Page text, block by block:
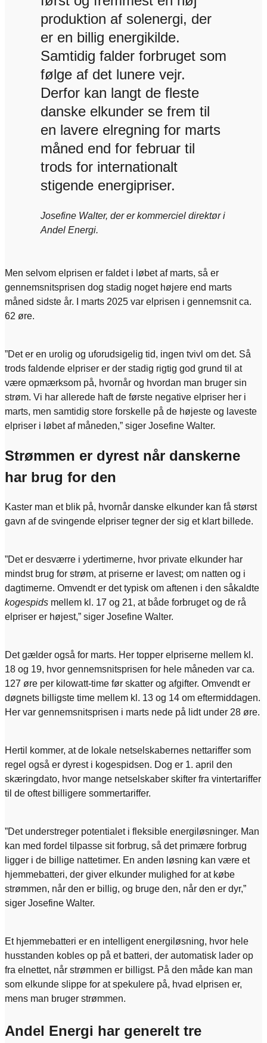
produktion af solenergi, der
er en billig energikilde.
Samtidig falder forbruget som
følge af det lunere vejr.
Derfor kan langt de fleste
danske elkunder se frem til
en lavere elregning for marts
måned end for februar til
trods for internationalt
stigende energipriser.
Josefine Walter, der er kommerciel direktør i
Andel Energi.
Men selvom elprisen er faldet i løbet af marts, så er
gennemsnitsprisen dog stadig noget højere end marts
måned sidste år. I marts 2025 var elprisen i gennemsnit ca.
62 øre.
”Det er en urolig og uforudsigelig tid, ingen tvivl om det. Så
trods faldende elpriser er der stadig rigtig god grund til at
være opmærksom på, hvornår og hvordan man bruger sin
strøm. Vi har allerede haft de første negative elpriser her i
marts, men samtidig store forskelle på de højeste og laveste
elpriser i løbet af måneden,” siger Josefine Walter.
Strømmen er dyrest når danskerne
har brug for den
Kaster man et blik på, hvornår danske elkunder kan få størst
gavn af de svingende elpriser tegner der sig et klart billede.
”Det er desværre i ydertimerne, hvor private elkunder har
mindst brug for strøm, at priserne er lavest; om natten og i
dagtimerne. Omvendt er det typisk om aftenen i den såkaldte
kogespids mellem kl. 17 og 21, at både forbruget og de rå
elpriser er højest,” siger Josefine Walter.
Det gælder også for marts. Her topper elpriserne mellem kl.
18 og 19, hvor gennemsnitsprisen for hele måneden var ca.
127 øre per kilowatt-time før skatter og afgifter. Omvendt er
døgnets billigste time mellem kl. 13 og 14 om eftermiddagen.
Her var gennemsnitsprisen i marts nede på lidt under 28 øre.
Hertil kommer, at de lokale netselskabernes nettariffer som
regel også er dyrest i kogespidsen. Dog er 1. april den
skæringdato, hvor mange netselskaber skifter fra vintertariffer
til de oftest billigere sommertariffer.
”Det understreger potentialet i fleksible energiløsninger. Man
kan med fordel tilpasse sit forbrug, så det primære forbrug
ligger i de billige nattetimer. En anden løsning kan være et
hjemmebatteri, der giver elkunder mulighed for at købe
strømmen, når den er billig, og bruge den, når den er dyr,”
siger Josefine Walter.
Et hjemmebatteri er en intelligent energiløsning, hvor hele
husstanden kobles op på et batteri, der automatisk lader op
fra elnettet, når strømmen er billigst. På den måde kan man
som elkunde slippe for at spekulere på, hvad elprisen er,
mens man bruger strømmen.
Andel Energi har generelt tre